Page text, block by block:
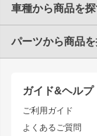
ガイド&ヘルプ
ご利用ガイド
よくあるご質問
車種から商品を
トヨタ
JZX90 CHASER
JZX110 MARK II
JZX100 MARK II
パーツから商品
エアロシリーズ
ドリフトライン
風神